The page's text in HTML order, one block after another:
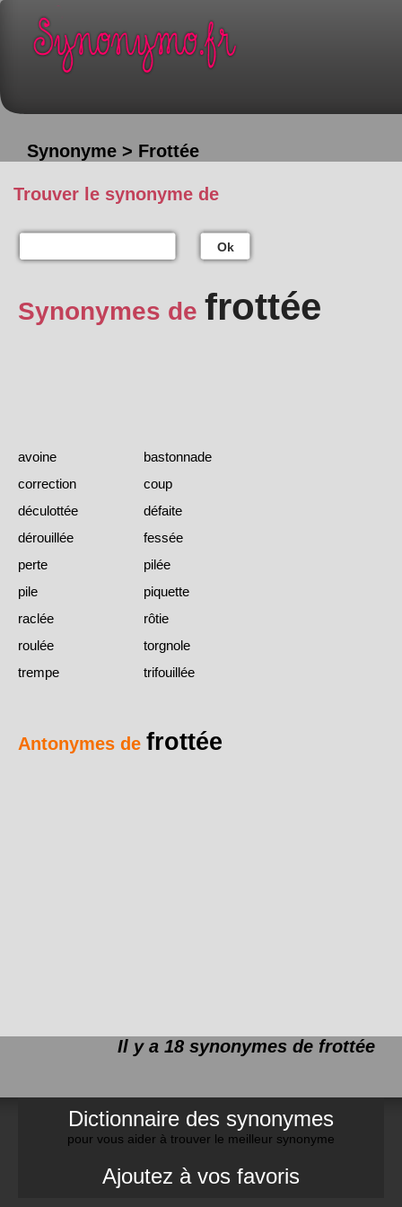
Synonyme > Frottée
Trouver le synonyme de
Ok
Synonymes de frottée
avoine
bastonnade
correction
coup
déculottée
défaite
dérouillée
fessée
perte
pilée
pile
piquette
raclée
rôtie
roulée
torgnole
trempe
trifouillée
Antonymes de frottée
Il y a 18 synonymes de frottée
Dictionnaire des synonymes
pour vous aider à trouver le meilleur synonyme
Ajoutez à vos favoris